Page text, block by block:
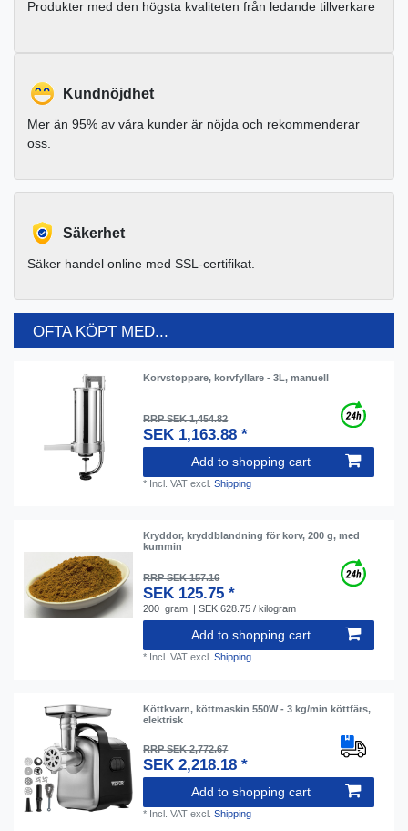
Produkter med den högsta kvaliteten från ledande tillverkare
Kundnöjdhet
Mer än 95% av våra kunder är nöjda och rekommenderar
oss.
Säkerhet
Säker handel online med SSL-certifikat.
OFTA KÖPT MED...
Korvstoppare, korvfyllare - 3L, manuell
RRP SEK 1,454.82
SEK 1,163.88 *
Add to shopping cart
* Incl. VAT excl.Shipping
Kryddor, kryddblandning för korv, 200 g, med
kummin
RRP SEK 157.16
SEK 125.75 *
200 gram | SEK 628.75 / kilogram
Add to shopping cart
* Incl. VAT excl.Shipping
Köttkvarn, köttmaskin 550W - 3 kg/min köttfärs,
elektrisk
RRP SEK 2,772.67
SEK 2,218.18 *
Add to shopping cart
* Incl. VAT excl.Shipping